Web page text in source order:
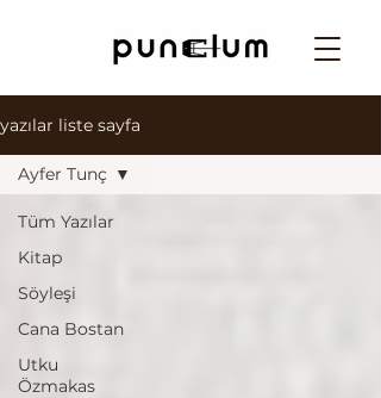
yazılar liste sayfa
Tüm Yazılar
Kitap
Söyleşi
Cana Bostan
Utku
Özmakas
Ayfer Tunç